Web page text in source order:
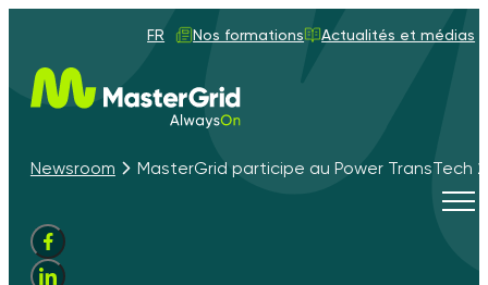
FR Nos formations Actualités et médias
Newsroom MasterGrid participe au Power TransTech